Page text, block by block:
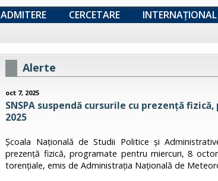
ADMITERE CERCETARE INTERNAȚIONAL
Alerte
oct 7, 2025
SNSPA suspendă cursurile cu prezență
2025
Școala Națională de Studii Politice și
prezență fizică, programate pentru miercuri, 8
torențiale, emis de Administraţia Naţională de